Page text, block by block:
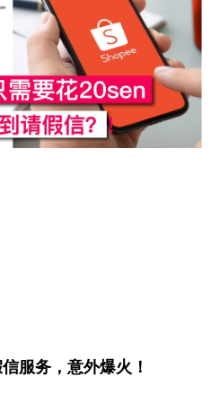
服务，意外爆火！